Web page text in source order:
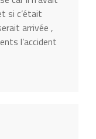
si c’était
arrivée ,
l’accident